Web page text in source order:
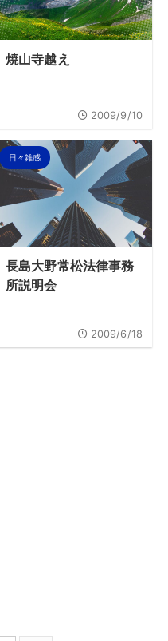
焼山寺越え
2009/9/10
日々雑感
長島大野常松法律事務
所説明会
2009/6/18